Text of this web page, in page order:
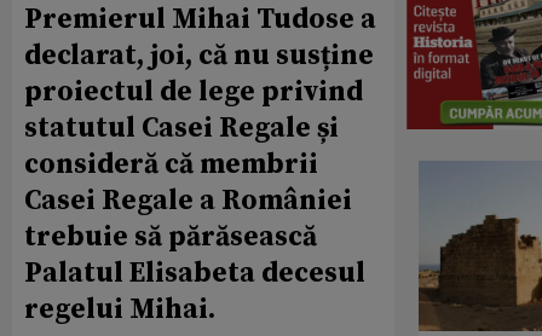
Premierul Mihai Tudose a
declarat, joi, că nu susține
proiectul de lege privind
statutul Casei Regale și
consideră că membrii
Casei Regale a României
trebuie să părăsească
Palatul Elisabeta decesul
regelui Mihai.